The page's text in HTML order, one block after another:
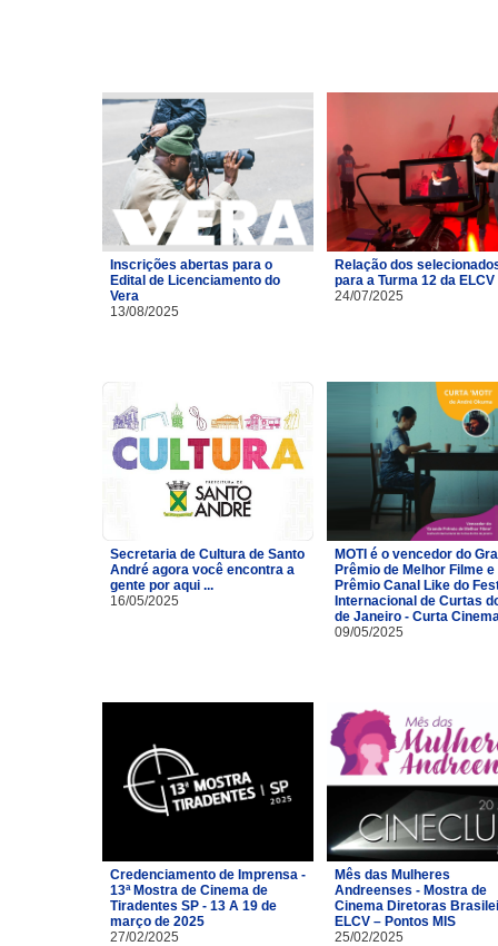
Inscrições abertas para o
Edital de Licenciamento do
Vera
13/08/2025
Relação dos
para a Turma 12 da ELCV
24/07/2025
Secretaria de Cultura de Santo
André agora você encontra a
gente por aqui ...
16/05/2025
MOTI é o vencedor do
Prêmio de Melhor Filme e
Prêmio Canal Like do
Internacional de Curtas
de Janeiro - Curta
09/05/2025
Credenciamento de Imprensa -
13ª Mostra de Cinema de
Tiradentes SP - 13 A 19 de
março de 2025
27/02/2025
Mês das Mulheres
Andreenses - Mostra de
Cinema Diretoras
ELCV – Pontos MIS
25/02/2025